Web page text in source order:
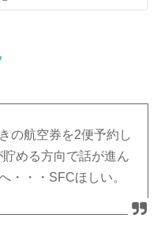
の航空券を2便予約し
める方向で話が進ん
・・・SFCほしい。